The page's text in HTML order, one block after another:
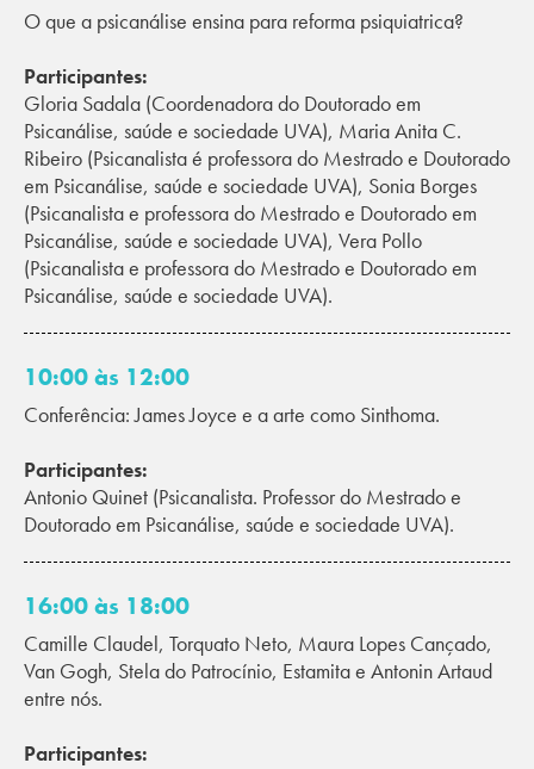
O que a psicanálise ensina para reforma psiquiatrica?
Participantes:
Gloria Sadala (Coordenadora do Doutorado em
Psicanálise, saúde e sociedade UVA), Maria Anita C.
Ribeiro (Psicanalista é professora do Mestrado e Doutorado
em Psicanálise, saúde e sociedade UVA), Sonia Borges
(Psicanalista e professora do Mestrado e Doutorado em
Psicanálise, saúde e sociedade UVA), Vera Pollo
(Psicanalista e professora do Mestrado e Doutorado em
Psicanálise, saúde e sociedade UVA).
10:00 às 12:00
Conferência: James Joyce e a arte como Sinthoma.
Participantes:
Antonio Quinet (Psicanalista. Professor do Mestrado e
Doutorado em Psicanálise, saúde e sociedade UVA).
16:00 às 18:00
Camille Claudel, Torquato Neto, Maura Lopes Cançado,
Van Gogh, Stela do Patrocínio, Estamita e Antonin Artaud
entre nós.
Participantes: